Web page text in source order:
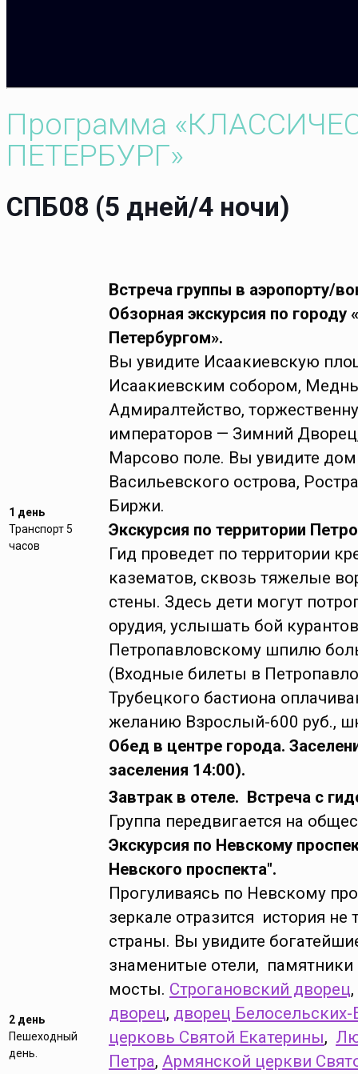
Программа
ПЕТЕРБУРГ»
СПБ08 (5 дней/4 ночи)
1 день
Транспорт 5
часов
Встреча группы в аэропорту/
Обзорная экскурсия по городу
Петербургом».
Вы увидите Исаакиевскую
Исаакиевским собором,
Адмиралтейство,
императоров — Зимний
Марсово поле. Вы увидите
Васильевского острова,
Биржи.
Экскурсия по территории
Гид проведет по территории
казематов, сквозь тяжелые
стены. Здесь дети могут
орудия, услышать бой
Петропавловскому шпилю
(Входные билеты в
Трубецкого бастиона
желанию Взрослый-600 руб.,
Обед в центре города.
заселения 14:00).
2 день
Пешеходный
день.
Завтрак в отеле. Встреча с
Группа передвигается на
Экскурсия по Невскому
Невского проспекта".
Прогуливаясь по Невскому
зеркале отразится история
страны. Вы увидите
знаменитые отели, памятники
мосты. Строгановский дворец,
дворец, дворец Белосельских-
церковь Святой Екатерины,
Петра, Армянской церкви